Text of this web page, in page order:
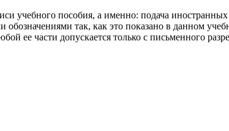
учебного пособия, а именно: подача
так, как это показано в данном
ее части допускается только с письменного